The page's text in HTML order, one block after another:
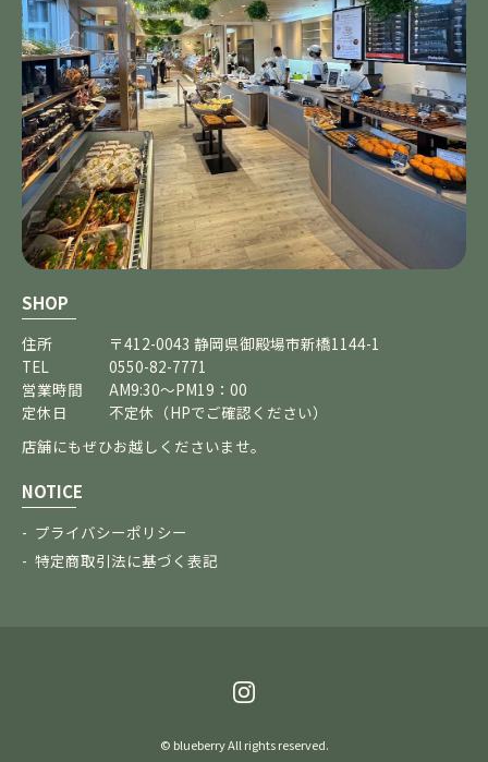
SHOP
住所
〒412-0043 静岡県御殿場市新橋1144-1
TEL
0550-82-7771
営業時間
AM9:30～PM19：00
定休日
不定休（HPでご確認ください）
店舗にもぜひお越しくださいませ。
NOTICE
プライバシーポリシー
特定商取引法に基づく表記
© blueberry All rights reserved.